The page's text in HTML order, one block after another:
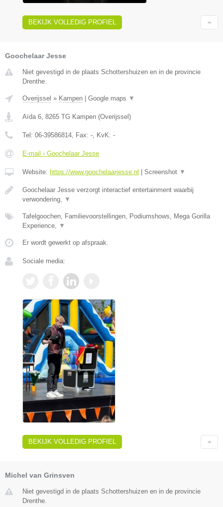
BEKIJK VOLLEDIG PROFIEL
Goochelaar Jesse
Niet gevestigd in de plaats Schottershuizen en in de provincie
Drenthe.
Overijssel » Kampen Google maps ▼
Aïda 6, 8265 TG Kampen (Overijssel )
Tel: 06-39586814, Fax: -, KvK: -
E-mail › Goochelaar Jesse
Website: https://www.goochelaarjesse.nl Screenshot ▼
Goochelaar Jesse verzorgt interactief entertainment waarbij
verwondering, ▼
Tafelgoochen, Familievoorstellingen, Podiumshows, Mega Gorilla
Experience, ▼
Er wordt gewerkt op afspraak.
Sociale media:
BEKIJK VOLLEDIG PROFIEL
Michel van Grinsven
Niet gevestigd in de plaats Schottershuizen en in de provincie
Drenthe.